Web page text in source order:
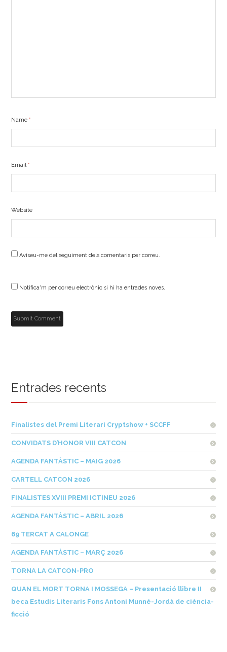
Name*
Email*
Website
Aviseu-me del seguiment dels comentaris per correu.
Notifica'm per correu electrònic si hi ha entrades noves.
Entrades recents
Finalistes del Premi Literari Cryptshow + SCCFF
CONVIDATS D’HONOR VIII CATCON
AGENDA FANTÀSTIC – MAIG 2026
CARTELL CATCON 2026
FINALISTES XVIII PREMI ICTINEU 2026
AGENDA FANTÀSTIC – ABRIL 2026
69 TERCAT A CALONGE
AGENDA FANTÀSTIC – MARÇ 2026
TORNA LA CATCON-PRO
QUAN EL MORT TORNA I MOSSEGA – Presentació llibre II
beca Estudis Literaris Fons Antoni Munné-Jordà de ciència-
ficció